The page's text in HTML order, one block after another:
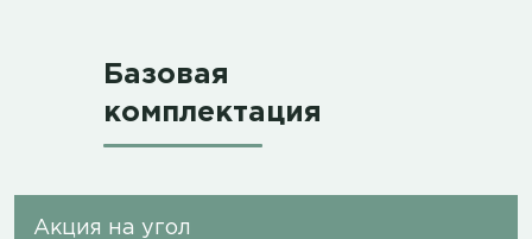
Базовая
комплектация
Акция на угол